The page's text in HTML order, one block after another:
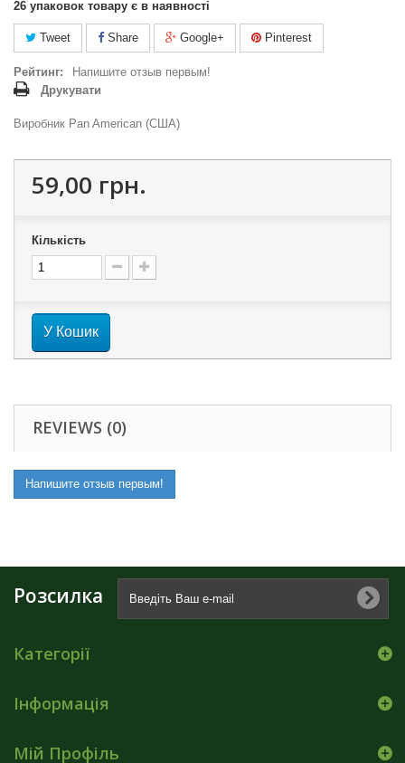
26 упаковок товару є в наявності
Tweet Share Google+ Pinterest
Рейтинг:
Напишите отзыв первым!
Друкувати
Виробник Pan American (США)
59,00 грн.
Кількість
У Кошик
REVIEWS (0)
Напишите отзыв первым!
Розсилка
Категорії
Інформація
Мій Профіль